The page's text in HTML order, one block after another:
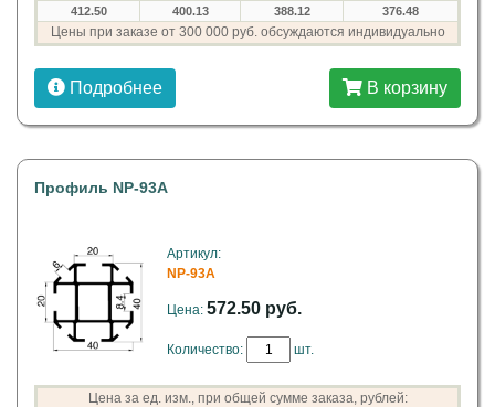
412.50
400.13 388.12 376.48
Цены при заказе от 300 000 руб. обсуждаются индивидуально
Подробнее В корзину
Профиль NP-93А
Артикул:
NP-93А
Цена: 572.50 руб.
Количество: шт.
Цена за ед. изм., при общей сумме заказа, рублей: